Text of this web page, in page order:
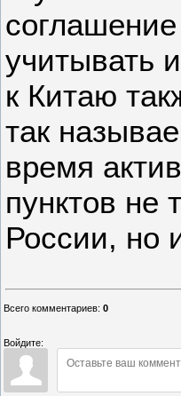
учитывать
к Китаю
так
время
пунктов не
России, но
Всего комментариев: 0
Войдите: